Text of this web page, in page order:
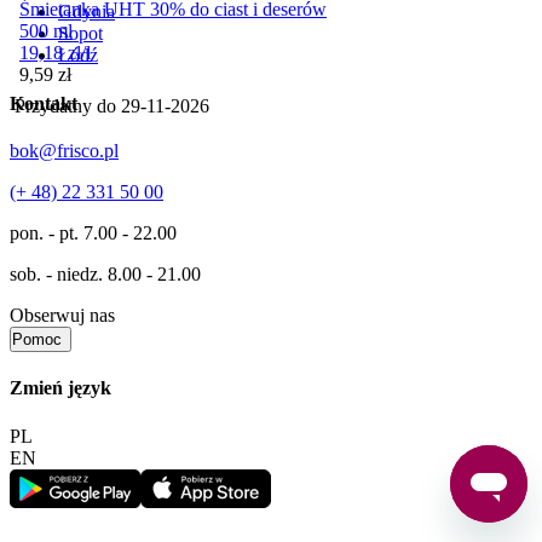
Śmietanka UHT 30% do ciast i deserów
500 ml
19,18 zł/l
Cena
9,59 zł
Przydatny do 29-11-2026
Gdynia
Sopot
Łódź
Kontakt
bok@frisco.pl
(+ 48) 22 331 50 00
pon. - pt. 7.00 - 22.00
sob. - niedz. 8.00 - 21.00
Obserwuj nas
Pomoc
Zmień język
PL
EN